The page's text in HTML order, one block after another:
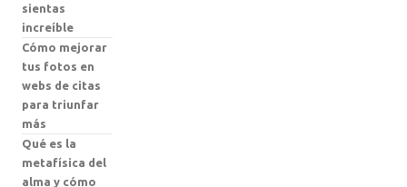
sientas
increíble
Cómo mejorar
tus fotos en
webs de citas
para triunfar
más
Qué es la
metafísica del
alma y cómo